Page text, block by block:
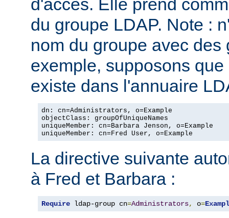
d'accès. Elle prend
du groupe LDAP. Note :
nom du groupe avec des
exemple, supposons
existe dans l'annuaire
dn: cn=Administrators, o=Example
objectClass: groupOfUniqueNames
uniqueMember: cn=Barbara Jenson, o=Example
uniqueMember: cn=Fred User, o=Example
La directive suivante
à Fred et Barbara :
Require ldap-group cn=Administrators, o=